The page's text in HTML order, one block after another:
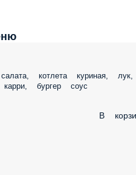
котлета куриная, лук,
бургер соус
В